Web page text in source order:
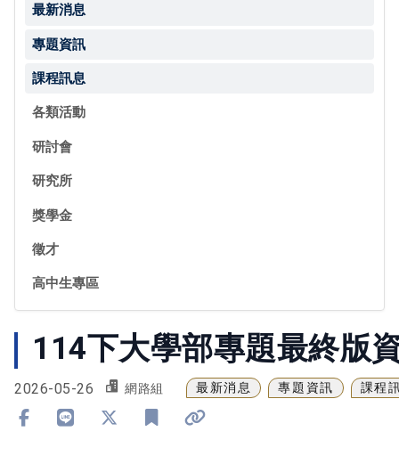
最新消息
專題資訊
課程訊息
各類活動
研討會
研究所
獎學金
徵才
高中生專區
114下大學部專題最終版
2026-05-26 網路組 最新消息 專題資訊 課程